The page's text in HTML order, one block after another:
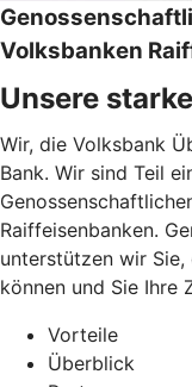
Volksbanken
Unsere
Wir, die Volksbank
Bank. Wir sind Teil
Raiffeisenbanken.
unterstützen wir
können und Sie Ihre
Vorteile
Überblick